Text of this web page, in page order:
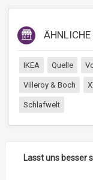
ÄHNLICHE
IKEA Quelle
Villeroy & Boch
Schlafwelt
Lasst uns besser